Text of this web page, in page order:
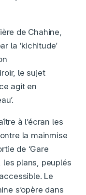
de Chahine,
la ‘kichitude’
le sujet
agit en
à l’écran les
la mainmise
de ‘Gare
les plans, peuplés
Le
s’opère dans